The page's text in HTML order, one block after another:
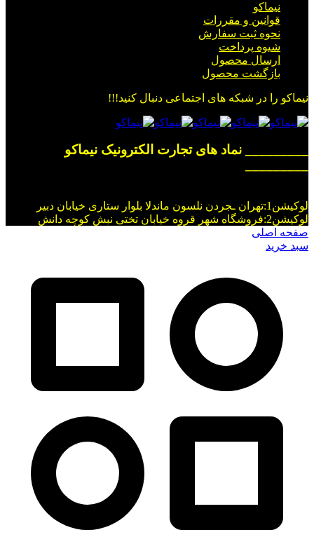
نیماکو
قوانین و مقررات
نحوه ثبت سفارش
شیوه پرداخت
ارسال محصول
بازگشت محصول
نیماکو را در شبکه های اجتماعی دنبال کنید!!!
_________ نماد های تجارت الکترونیک نیماکو
لوکیشن1:تهران ـجردن نلسون ماندلا بلوار ستاری خیابان دبیر
لوکیشن2:فروشگاه شهر قروه خیابان تختی نبش کوچه دانش
صفحه اصلی
سبد خرید